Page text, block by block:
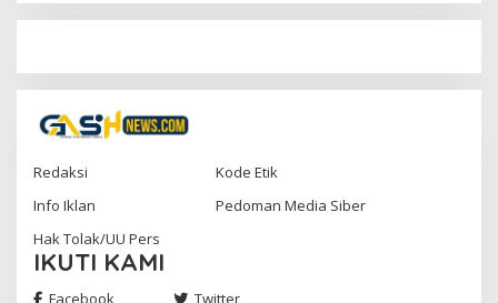
Redaksi
Kode Etik
Info Iklan
Pedoman Media Siber
Hak Tolak/UU Pers
IKUTI KAMI
Facebook Twitter